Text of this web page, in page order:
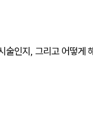
술인지, 그리고 어떻게